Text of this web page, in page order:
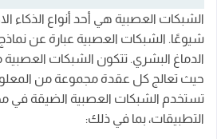
الشبكات العصبية هي أحد أنواع الذكاء
شيوعًا. الشبكات العصبية عبارة عن
الدماغ البشري. تتكون الشبكات
حيث تعالج كل عقدة مجموعة من
تستخدم الشبكات العصبية الضيقة في
التطبيقات، بما في ذلك: